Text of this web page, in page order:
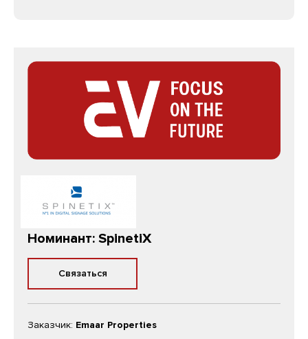
Номинант: SpinetiX
Связаться
Заказчик: Emaar Properties